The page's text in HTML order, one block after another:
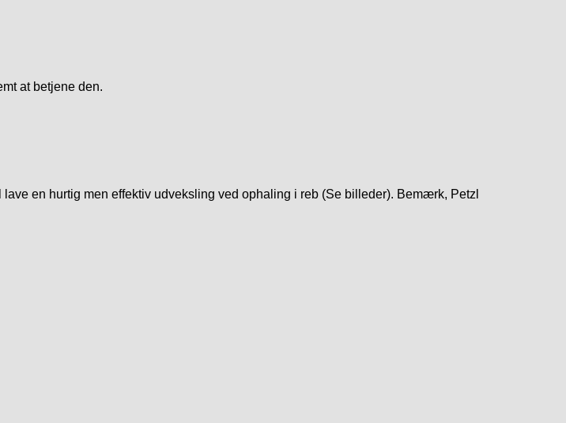
at betjene den.
en hurtig men effektiv udveksling ved ophaling i reb (Se billeder). Bemærk, Petzl